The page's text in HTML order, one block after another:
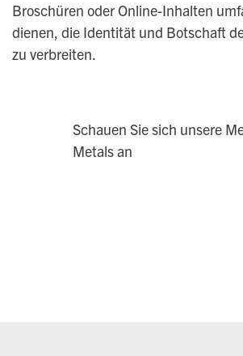
Broschüren oder Online-Inhalten
dienen, die Identität und Botschaft
zu verbreiten.
Schauen Sie sich unsere
Metals an